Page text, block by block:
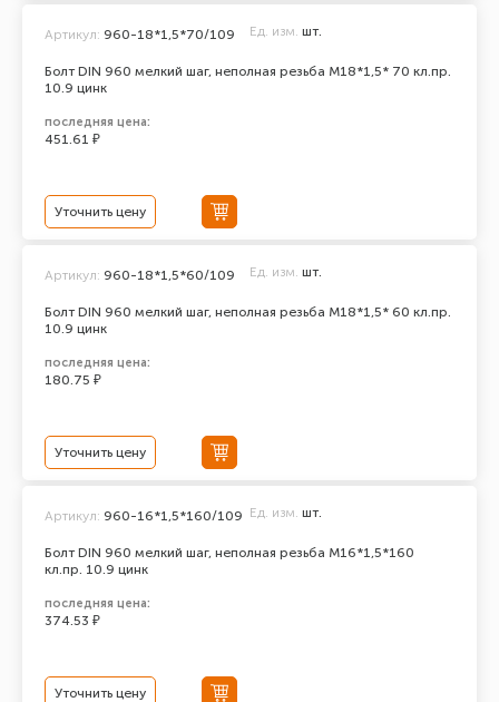
Болт DIN 960 мелкий шаг, неполная резьба M18*1,5* 70 кл.пр.
10.9 цинк
Артикул: 960-18*1,5*70/109 Ед. изм. шт.
последняя цена:
451.61 ₽
Уточнить цену
Болт DIN 960 мелкий шаг, неполная резьба M18*1,5* 60 кл.пр.
10.9 цинк
Артикул: 960-18*1,5*60/109 Ед. изм. шт.
последняя цена:
180.75 ₽
Уточнить цену
Болт DIN 960 мелкий шаг, неполная резьба M16*1,5*160
кл.пр. 10.9 цинк
Артикул: 960-16*1,5*160/109 Ед. изм. шт.
последняя цена:
374.53 ₽
Уточнить цену